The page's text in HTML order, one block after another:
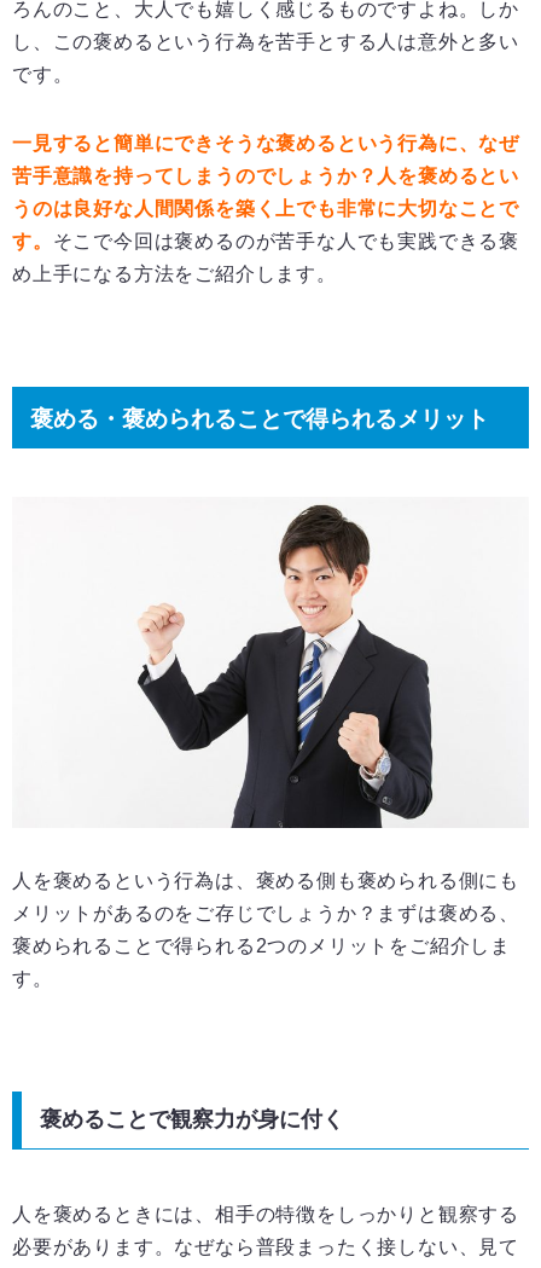
ろんのこと、大人でも嬉しく感じるものですよね。しか
し、この褒めるという行為を苦手とする人は意外と多い
です。
一見すると簡単にできそうな褒めるという行為に、なぜ
苦手意識を持ってしまうのでしょうか？人を褒めるとい
うのは良好な人間関係を築く上でも非常に大切なことで
す。 そこで今回は褒めるのが苦手な人でも実践できる褒
め上手になる方法をご紹介します。
褒める・褒められることで得られるメリット
人を褒めるという行為は、褒める側も褒められる側にも
メリットがあるのをご存じでしょうか？まずは褒める、
褒められることで得られる2つのメリットをご紹介しま
す。
褒めることで観察力が身に付く
人を褒めるときには、相手の特徴をしっかりと観察する
必要があります。なぜなら普段まったく接しない、見て